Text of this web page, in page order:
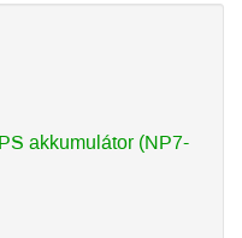
akkumulátor (NP7-